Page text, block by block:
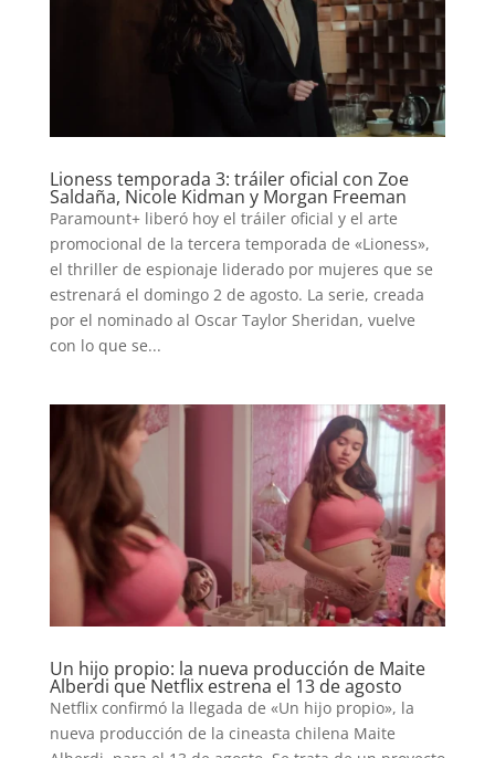
Lioness temporada 3: tráiler oficial con Zoe
Saldaña, Nicole Kidman y Morgan Freeman
Paramount+ liberó hoy el tráiler oficial y el arte
promocional de la tercera temporada de «Lioness»,
el thriller de espionaje liderado por mujeres que se
estrenará el domingo 2 de agosto. La serie, creada
por el nominado al Oscar Taylor Sheridan, vuelve
con lo que se...
Un hijo propio: la nueva producción de Maite
Alberdi que Netflix estrena el 13 de agosto
Netflix confirmó la llegada de «Un hijo propio», la
nueva producción de la cineasta chilena Maite